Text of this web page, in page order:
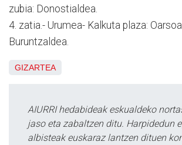
zubia: Donostialdea.
4. zatia.- Urumea- Kalkuta plaza:
Buruntzaldea.
GIZARTEA
AIURRI hedabideak eskualdeko
jaso eta zabaltzen ditu. Harpidedun
albisteak euskaraz lantzen dituen